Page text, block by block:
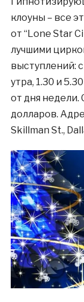
клоуны – все
от “Lone Star
лучшими
выступлений:
утра, 1.30 и
от дня недели.
долларов.
Skillman St.,